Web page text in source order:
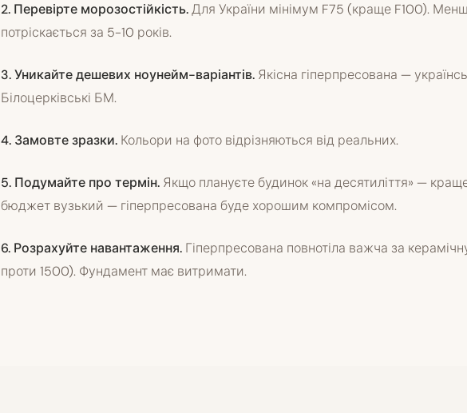
2. Перевірте морозостійкість.Для України мінімум F75 (краще F100).
потріскається за 5-10 років.
3. Уникайте дешевих ноунейм-варіантів. Якісна гіперпресована —
Білоцерківські БМ.
4. Замовте зразки. Кольори на фото відрізняються від реальних.
5. Подумайте про термін. Якщо плануєте будинок «на десятиліття» —
бюджет вузький — гіперпресована буде хорошим компромісом.
6. Розрахуйте навантаження. Гіперпресована повнотіла важча за
проти 1500). Фундамент має витримати.